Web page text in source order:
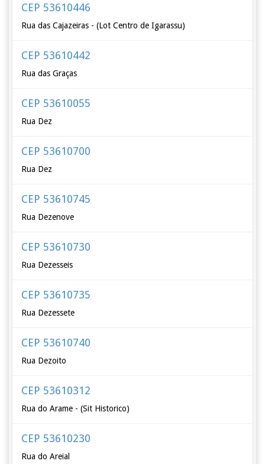
CEP 53610446
Rua das Cajazeiras - (Lot Centro de Igarassu)
CEP 53610442
Rua das Graças
CEP 53610055
Rua Dez
CEP 53610700
Rua Dez
CEP 53610745
Rua Dezenove
CEP 53610730
Rua Dezesseis
CEP 53610735
Rua Dezessete
CEP 53610740
Rua Dezoito
CEP 53610312
Rua do Arame - (Sit Historico)
CEP 53610230
Rua do Areial